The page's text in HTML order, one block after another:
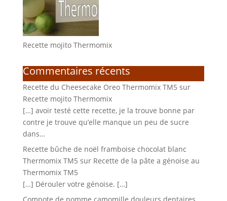
Recette mojito Thermomix
Commentaires récents
Recette du Cheesecake Oreo Thermomix TM5 sur
Recette mojito Thermomix
[…] avoir testé cette recette, je la trouve bonne par
contre je trouve qu’elle manque un peu de sucre
dans…
Recette bûche de noël framboise chocolat blanc
Thermomix TM5 sur Recette de la pâte a génoise au
Thermomix TM5
[…] Dérouler votre génoise. […]